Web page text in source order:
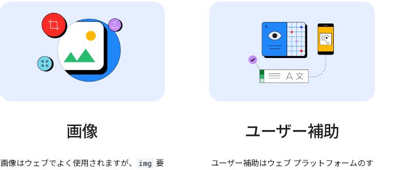
画像
画像はウェブでよく使用されますが、 img 要
ユーザー補助
ユーザー補助はウェブ プラットフォームのす